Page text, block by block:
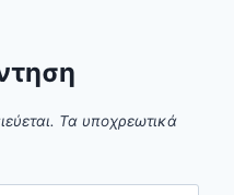
Τα υποχρεωτικά